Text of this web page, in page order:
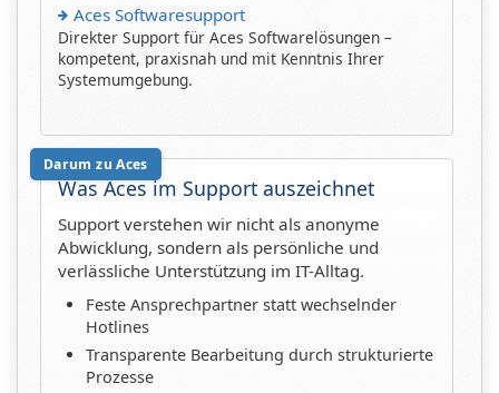
Aces Softwaresupport
Direkter Support für Aces Softwarelösungen –
kompetent, praxisnah und mit Kenntnis Ihrer
Systemumgebung.
Darum zu Aces
Was Aces im Support auszeichnet
Support verstehen wir nicht als anonyme
Abwicklung, sondern als persönliche und
verlässliche Unterstützung im IT-Alltag.
Feste Ansprechpartner statt wechselnder
Hotlines
Transparente Bearbeitung durch strukturierte
Prozesse